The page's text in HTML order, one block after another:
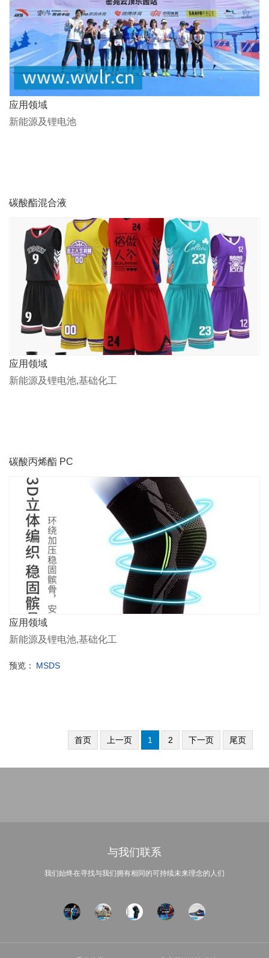
应用领域
新能源及锂电池
碳酸酯混合液
应用领域
新能源及锂电池,基础化工
碳酸丙烯酯 PC
应用领域
新能源及锂电池,基础化工
预览： MSDS
首页 上一页 1 2 下一页 尾页
与我们联系
我们始终在寻找与我们拥有相同的可持续未来理念的人们